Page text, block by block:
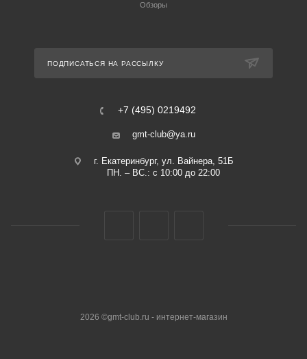
Обзоры
ПОДПИСАТЬСЯ НА РАССЫЛКУ
+7 (495) 0219492
gmt-club@ya.ru
г. Екатеринбург, ул. Вайнера, 51Б
ПН. – ВС.: с 10:00 до 22:00
2026 ©gmt-club.ru - интернет-магазин